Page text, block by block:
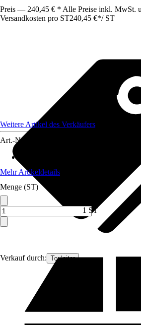
Preis — 240,45 € * Alle Preise inkl. MwSt.
Versandkosten pro ST240,45 €*/ ST
Verkauf durch: Topleiter
Weitere Artikel des Verkäufers
Art.-Nr.
Mehr Artikeldetails
Menge (ST)
1 ST